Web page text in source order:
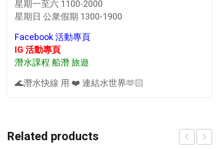
星期一至六 1100-2000
星期日 公衆假期 1300-1900
Facebook 活動專頁
IG 活動專頁
潛水課程 船潛 旅遊
🌊潛水快線 用 ❤️ 連結水世界🫶🏻
Related products